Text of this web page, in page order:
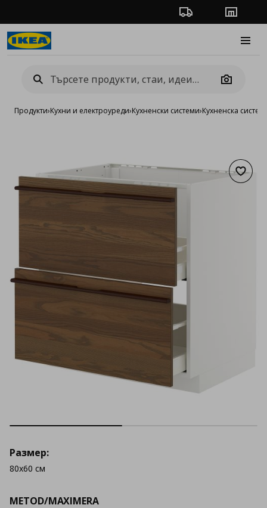
Проследяване на
Camera
Продукти›Кухни и електроуреди›Кухненски системи›Кухненска
METOD/MAXIMERA
Размер:
80x60 см